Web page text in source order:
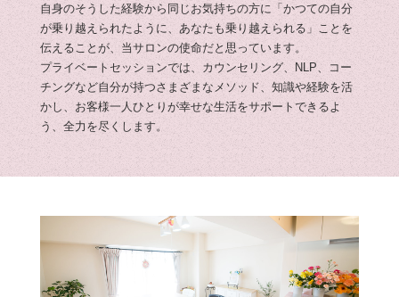
自身のそうした経験から同じお気持ちの方に「かつての自分
が乗り越えられたように、あなたも乗り越えられる」ことを
伝えることが、当サロンの使命だと思っています。
プライベートセッションでは、カウンセリング、NLP、コー
チングなど自分が持つさまざまなメソッド、知識や経験を活
かし、お客様一人ひとりが幸せな生活をサポートできるよ
う、全力を尽くします。